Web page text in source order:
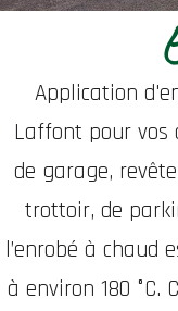
Application
Laffont pour vos
de garage,
trottoir, de
l’enrobé à chaud
à environ 180